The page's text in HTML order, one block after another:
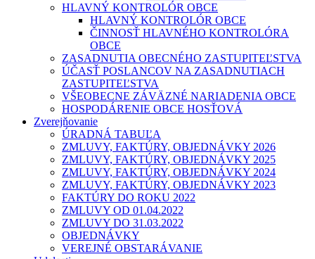
HLAVNÝ KONTROLÓR OBCE
HLAVNÝ KONTROLÓR OBCE
ČINNOSŤ HLAVNÉHO KONTROLÓRA
OBCE
ZASADNUTIA OBECNÉHO ZASTUPITEĽSTVA
ÚČASŤ POSLANCOV NA ZASADNUTIACH
ZASTUPITEĽSTVA
VŠEOBECNE ZÁVÄZNÉ NARIADENIA OBCE
HOSPODÁRENIE OBCE HOSŤOVÁ
Zverejňovanie
ÚRADNÁ TABUĽA
ZMLUVY, FAKTÚRY, OBJEDNÁVKY 2026
ZMLUVY, FAKTÚRY, OBJEDNÁVKY 2025
ZMLUVY, FAKTÚRY, OBJEDNÁVKY 2024
ZMLUVY, FAKTÚRY, OBJEDNÁVKY 2023
FAKTÚRY DO ROKU 2022
ZMLUVY OD 01.04.2022
ZMLUVY DO 31.03.2022
OBJEDNÁVKY
VEREJNÉ OBSTARÁVANIE